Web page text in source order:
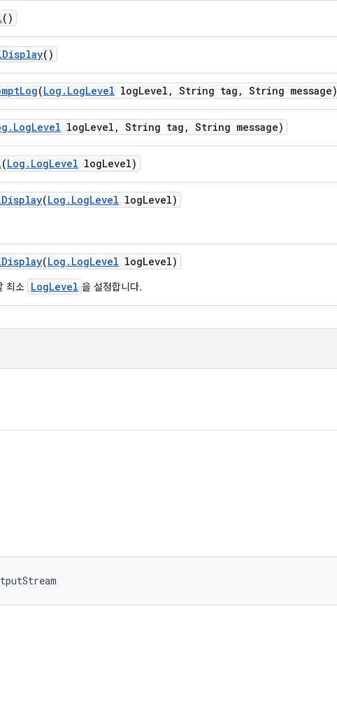
()
Display()
Log(Log . LogLevel logLevel , String tag , String message)
. LogLevel logLevel , String tag , String message)
(Log . LogLevel logLevel)
Display(Log . LogLevel logLevel)
Display(Log . LogLevel logLevel)
최소 LogLevel 을 설정합니다.